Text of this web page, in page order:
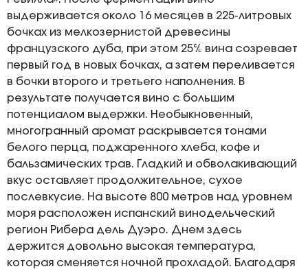
выдерживается около 16 месяцев в 225-литровых
бочках из мелкозернистой древесины
французского дуба, при этом 25% вина созревает
первый год в новых бочках, а затем переливается
в бочки второго и третьего наполнения. В
результате получается вино с большим
потенциалом выдержки. Необыкновенный,
многогранный аромат раскрывается тонами
белого перца, поджаренного хлеба, кофе и
бальзамических трав. Гладкий и обволакивающий
вкус оставляет продолжительное, сухое
послевкусие. На высоте 800 метров над уровнем
моря расположен испанский винодельческий
регион Рибера дель Дуэро. Днем здесь
держится довольно высокая температура,
которая сменяется ночной прохладой. Благодаря